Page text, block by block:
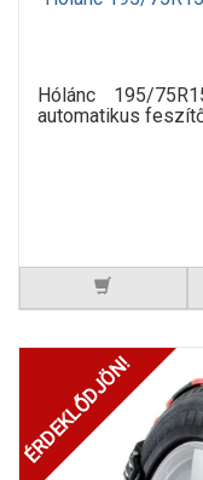
Hólánc 195/
automatikus
ÉRDEKLŐDJÖN!